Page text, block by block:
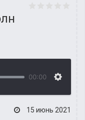
00:00
15 июнь 2021